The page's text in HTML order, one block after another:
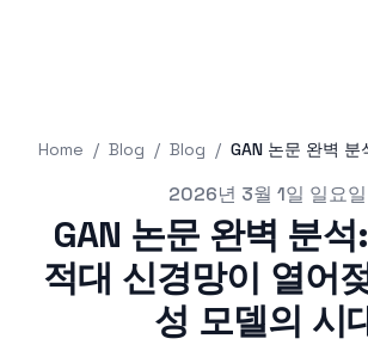
Home / Blog / Blog /
2026년 3월 1일 일요일
GAN 논문 완벽 분
적대 신경망이 열어
성 모델의 시